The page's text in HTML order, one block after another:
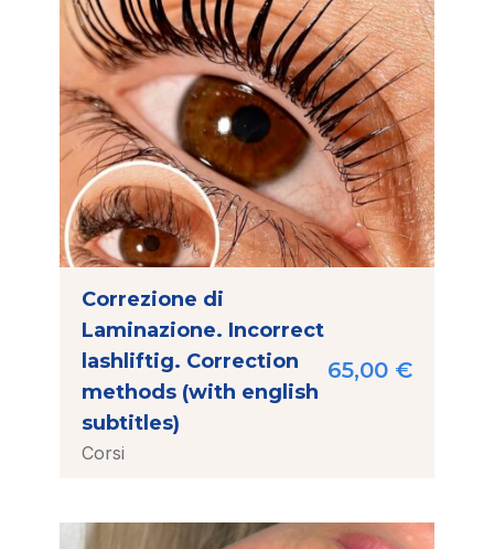
Correzione di
Laminazione. Incorrect
lashliftig. Correction
methods (with english
subtitles)
Corsi
65,00 €